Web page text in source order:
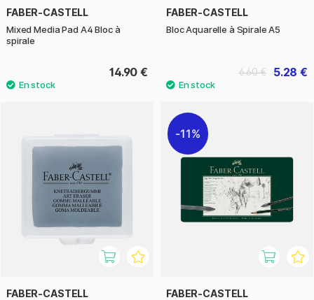
FABER-CASTELL
Mixed Media Pad A4 Bloc à
spirale
14.90 €
FABER-CASTELL
Bloc Aquarelle à Spirale A5
5.28 €
6.60 €
FABER-CASTELL
11%
FABER-CASTELL